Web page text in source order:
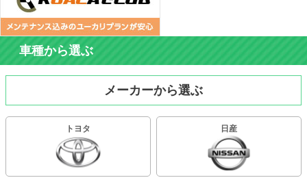
車種から選ぶ
メーカーから選ぶ
トヨタ 日産